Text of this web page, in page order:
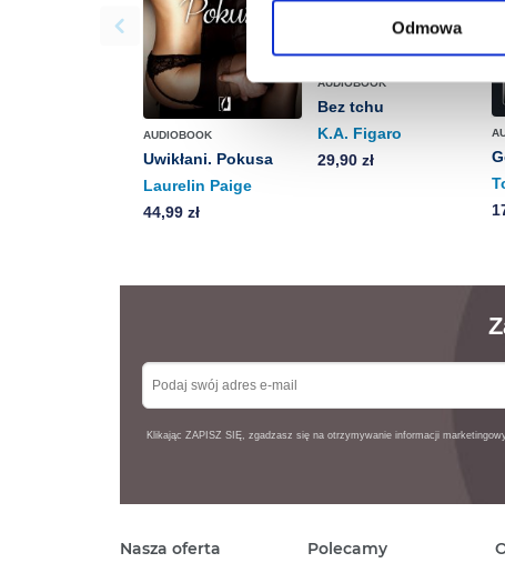
o przysługujących Ci
Odmowa
AUDIOBOOK
Uwikłani. Pokusa
Laurelin Paige
44,99 zł
AUDIOBOOK
Bez tchu
K.A. Figaro
29,90 zł
Klikając ZAPISZ SIĘ, zgadzasz się na otrzymywanie informacji
Nasza oferta Polecamy